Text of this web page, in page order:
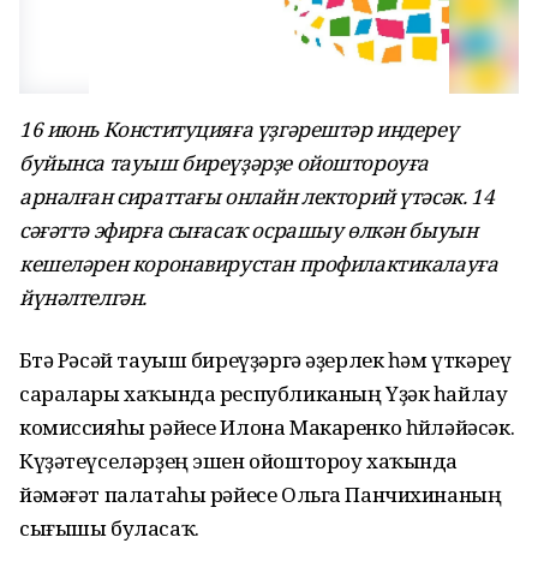
16 июнь Конституцияға үҙгәрештәр индереү
буйынса тауыш биреүҙәрҙе ойоштороуға
арналған сираттағы онлайн лекторий үтәсәк. 14
сәғәттә эфирға сығасаҡ осрашыу өлкән быуын
кешеләрен коронавирустан профилактикалауға
йүнәлтелгән.
Бөтә Рәсәй тауыш биреүҙәргә әҙерлек һәм үткәреү
саралары хаҡында республиканың Үҙәк һайлау
комиссияһы рәйесе Илона Макаренко һөйләйәсәк.
Күҙәтеүселәрҙең эшен ойоштороу хаҡында
йәмәғәт палатаһы рәйесе Ольга Панчихинаның
сығышы буласаҡ.